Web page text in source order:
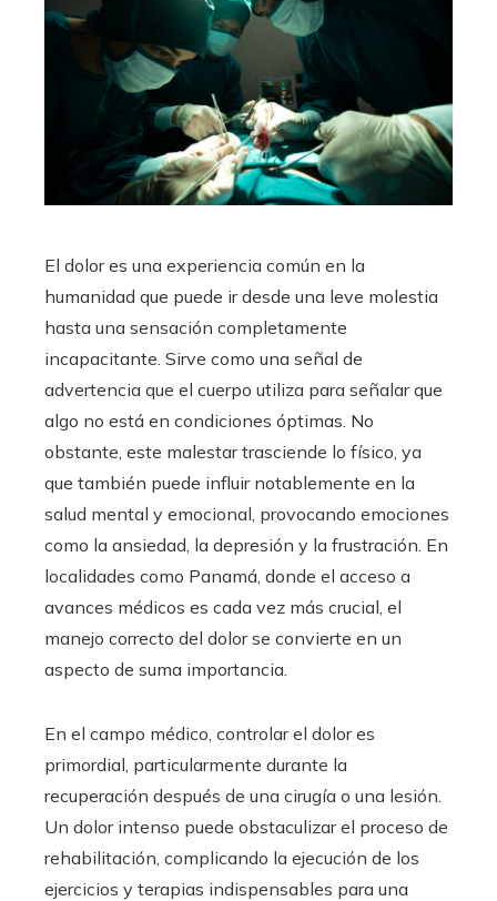
El dolor es una experiencia común en la
humanidad que puede ir desde una leve molestia
hasta una sensación completamente
incapacitante. Sirve como una señal de
advertencia que el cuerpo utiliza para señalar que
algo no está en condiciones óptimas. No
obstante, este malestar trasciende lo físico, ya
que también puede influir notablemente en la
salud mental y emocional, provocando emociones
como la ansiedad, la depresión y la frustración. En
localidades como Panamá, donde el acceso a
avances médicos es cada vez más crucial, el
manejo correcto del dolor se convierte en un
aspecto de suma importancia.
En el campo médico, controlar el dolor es
primordial, particularmente durante la
recuperación después de una cirugía o una lesión.
Un dolor intenso puede obstaculizar el proceso de
rehabilitación, complicando la ejecución de los
ejercicios y terapias indispensables para una